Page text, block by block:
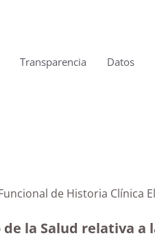
Transparencia Datos
de Historia Clínica
la Salud relativa a